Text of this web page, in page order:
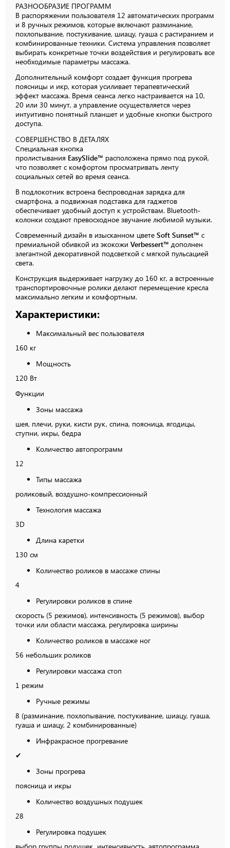
РАЗНООБРАЗИЕ ПРОГРАММ
В распоряжении пользователя 12 автоматических программ
и 8 ручных режимов, которые включают разминание,
похлопывание, постукивание, шиацу, гуаша с растиранием и
комбинированные техники. Система управления позволяет
выбирать конкретные точки воздействия и регулировать все
необходимые параметры массажа.
Дополнительный комфорт создает функция прогрева
поясницы и икр, которая усиливает терапевтический
эффект массажа. Время сеанса легко настраивается на 10,
20 или 30 минут, а управление осуществляется через
интуитивно понятный планшет и удобные кнопки быстрого
доступа.
СОВЕРШЕНСТВО В ДЕТАЛЯХ
Специальная кнопка
пролистывания EasySlide™ расположена прямо под рукой,
что позволяет с комфортом просматривать ленту
социальных сетей во время сеанса.
В подлокотник встроена беспроводная зарядка для
смартфона, а подвижная подставка для гаджетов
обеспечивает удобный доступ к устройствам. Bluetooth-
колонки создают превосходное звучание любимой музыки.
Современный дизайн в изысканном цвете Soft Sunset™ с
премиальной обивкой из экокожи Verbessert™ дополнен
элегантной декоративной подсветкой с мягкой пульсацией
света.
Конструкция выдерживает нагрузку до 160 кг, а встроенные
транспортировочные ролики делают перемещение кресла
максимально легким и комфортным.
Характеристики:
Максимальный вес пользователя
160 кг
Мощность
120 Вт
Функции
Зоны массажа
шея, плечи, руки, кисти рук, спина, поясница, ягодицы,
ступни, икры, бедра
Количество автопрограмм
12
Типы массажа
роликовый, воздушно-компрессионный
Технология массажа
3D
Длина каретки
130 см
Количество роликов в массаже спины
4
Регулировки роликов в спине
скорость (5 режимов), интенсивность (5 режимов), выбор
точки или области массажа, регулировка ширины
Количество роликов в массаже ног
56 небольших роликов
Регулировки массажа стоп
1 режим
Ручные режимы
8 (разминание, похлопывание, постукивание, шиацу, гуаша,
гуаша и шиацу, 2 комбинированные)
Инфракрасное прогревание
✔
Зоны прогрева
поясница и икры
Количество воздушных подушек
28
Регулировка подушек
выбор группы подушек, интенсивность, автопрограмма